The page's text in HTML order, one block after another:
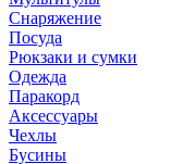
Снаряжение
Посуда
Рюкзаки и сумки
Одежда
Паракорд
Аксессуары
Чехлы
Бусины